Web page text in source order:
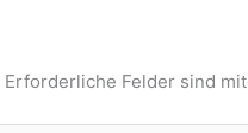
Erforderliche Felder sind mit